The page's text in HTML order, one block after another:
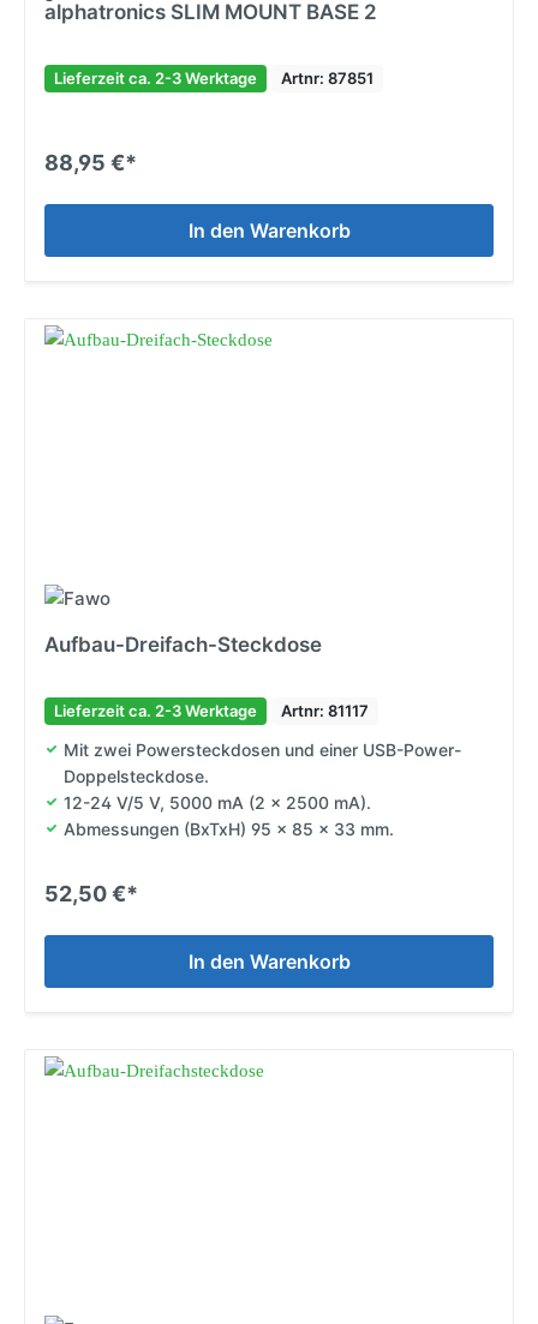
alphatronics SLIM MOUNT BASE 2
Lieferzeit ca. 2-3 Werktage Artnr: 87851
88,95 €*
In den Warenkorb
Aufbau-Dreifach-Steckdose
Lieferzeit ca. 2-3 Werktage Artnr: 81117
Mit zwei Powersteckdosen und einer USB-Power-
Doppelsteckdose.
12-24 V/5 V, 5000 mA (2 x 2500 mA).
Abmessungen (BxTxH) 95 x 85 x 33 mm.
52,50 €*
In den Warenkorb